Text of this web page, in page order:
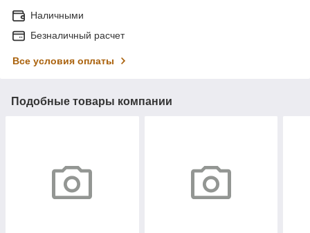
Наличными
Безналичный расчет
Все условия оплаты
Подобные товары компании